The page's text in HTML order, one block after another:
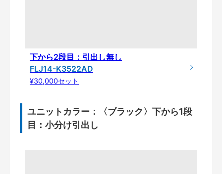
下から2段目：引出し無し
FLJ14-K3522AD
¥30,000セット
ユニットカラー：〈ブラック〉下から1段
目：小分け引出し